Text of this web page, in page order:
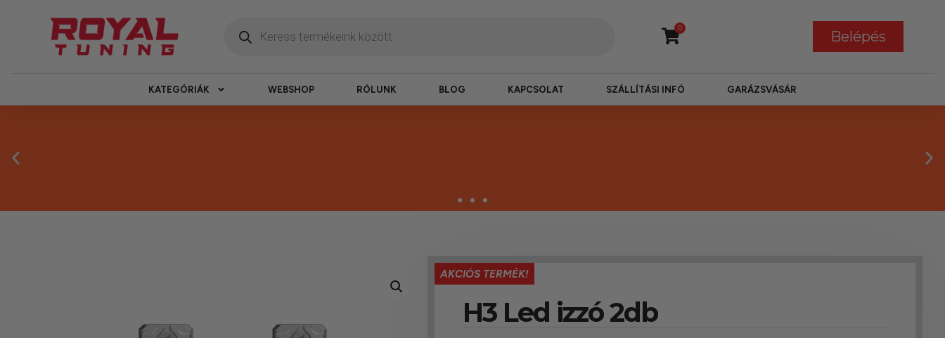
0
Belépés
KATEGÓRIÁK WEBSHOP RÓLUNK BLOG KAPCSOLAT SZÁLLÍTÁSI INFÓ GARÁZSVÁSÁR
Gyors rendelésfeldolgozással segítünk, hogy hamar kézhez kapd a csomagod.
AKCIÓS TERMÉK!
H3 Led izzó 2db